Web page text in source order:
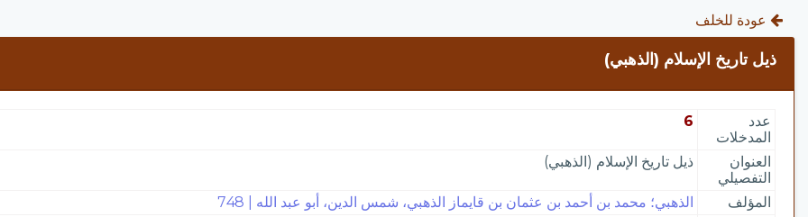
عودة للخلف
ذيل تاريخ الإسلام (الذهبي)
عدد
المدخلات
6
العنوان
التفصيلي
ذيل تاريخ الإسلام (الذهبي)
المؤلف
الذهبي؛ محمد بن أحمد بن عثمان بن قايماز الذهبي، شمس الدين، أبو عبد الله | 748